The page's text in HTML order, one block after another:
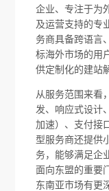
企业、专注于为
及运营支持的专
务商具备跨语言
标海外市场的用
供定制化的建站
从服务范围来看
发、响应式设计
加速）、支付接
型服务商还提供
务，能够满足企
面向东盟的重要
东南亚市场有更